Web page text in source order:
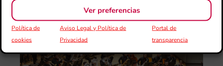
Ver preferencias
Política de
cookies
Aviso Legal y Política de
Privacidad
Portal de
transparencia